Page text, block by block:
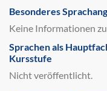
Besonderes
Keine Informationen
Sprachen als
Kursstufe
Nicht veröffentlicht.